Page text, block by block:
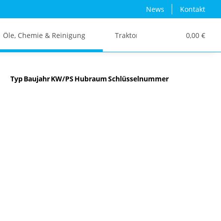
News Kontakt
0,00 €
Öle, Chemie & Reinigung Traktor/Schlepper/LKW
TypBaujahrKW/PS HubraumSchlüsselnummer